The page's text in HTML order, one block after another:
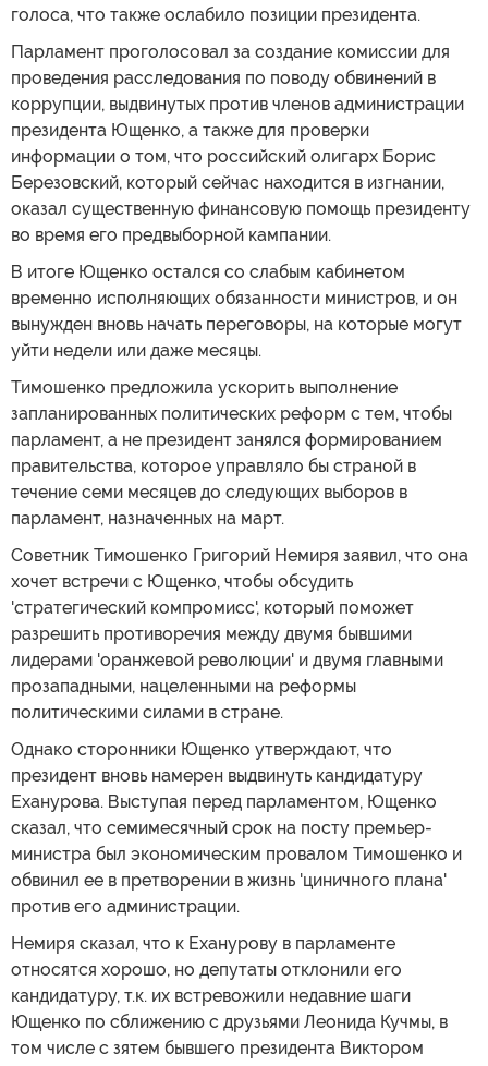
голоса, что также ослабило позиции президента.
Парламент проголосовал за создание комиссии для
проведения расследования по поводу обвинений в
коррупции, выдвинутых против членов администрации
президента Ющенко, а также для проверки
информации о том, что российский олигарх Борис
Березовский, который сейчас находится в изгнании,
оказал существенную финансовую помощь президенту
во время его предвыборной кампании.
В итоге Ющенко остался со слабым кабинетом
временно исполняющих обязанности министров, и он
вынужден вновь начать переговоры, на которые могут
уйти недели или даже месяцы.
Тимошенко предложила ускорить выполнение
запланированных политических реформ с тем, чтобы
парламент, а не президент занялся формированием
правительства, которое управляло бы страной в
течение семи месяцев до следующих выборов в
парламент, назначенных на март.
Советник Тимошенко Григорий Немиря заявил, что она
хочет встречи с Ющенко, чтобы обсудить
'стратегический компромисс', который поможет
разрешить противоречия между двумя бывшими
лидерами 'оранжевой революции' и двумя главными
прозападными, нацеленными на реформы
политическими силами в стране.
Однако сторонники Ющенко утверждают, что
президент вновь намерен выдвинуть кандидатуру
Еханурова. Выступая перед парламентом, Ющенко
сказал, что семимесячный срок на посту премьер-
министра был экономическим провалом Тимошенко и
обвинил ее в претворении в жизнь 'циничного плана'
против его администрации.
Немиря сказал, что к Еханурову в парламенте
относятся хорошо, но депутаты отклонили его
кандидатуру, т.к. их встревожили недавние шаги
Ющенко по сближению с друзьями Леонида Кучмы, в
том числе с зятем бывшего президента Виктором